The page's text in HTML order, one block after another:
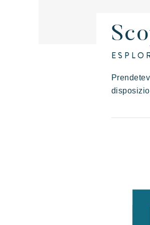
Prairies de
L'esperienza
Vacanze in